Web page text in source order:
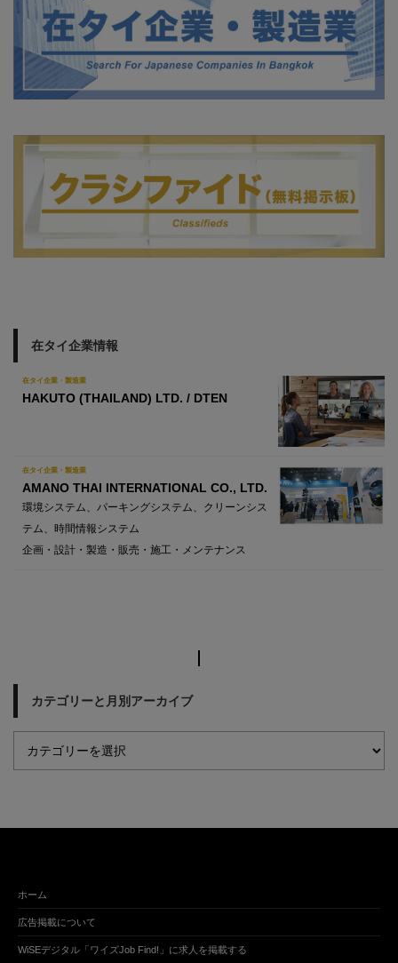
在タイ企業情報
在タイ企業・製造業
HAKUTO (THAILAND) LTD. / DTEN
在タイ企業・製造業
AMANO THAI INTERNATIONAL CO., LTD.
環境システム、パーキングシステム、クリーンシス
テム、時間情報システム
企画・設計・製造・販売・施工・メンテナンス
カテゴリーと月別アーカイブ
ホーム
広告掲載について
WiSEデジタル「ワイズJob Find!」に求人を掲載する